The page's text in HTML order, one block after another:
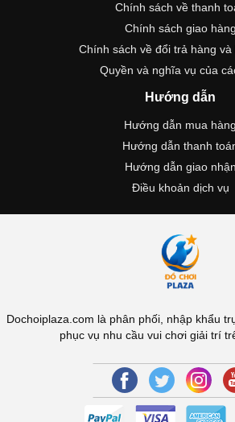
Chính sách về thanh
Chính sách giao hàng
Chính sách về đổi trả hàng và
Quyền và nghĩa vụ của
Hướng dẫn
Hướng dẫn mua hàng
Hướng dẫn thanh
Hướng dẫn giao nhận
Điều khoản dịch vụ
Dochoiplaza.com là phân phối, nhập khẩu
phục vụ nhu cầu vui chơi giải trí